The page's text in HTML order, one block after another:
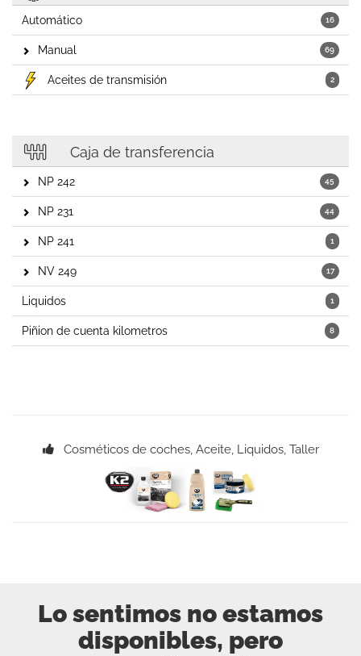
16
Automático
69
Manual
2
Aceites de transmisión
Caja de transferencia
45
NP 242
44
NP 231
1
NP 241
17
NV 249
1
Liquidos
8
Piñion de cuenta kilometros
Cosméticos de coches, Aceite, Liquidos, Taller
Lo sentimos no estamos
disponibles, pero